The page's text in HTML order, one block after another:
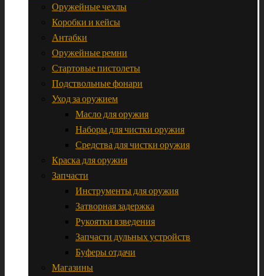
Оружейные чехлы
Коробки и кейсы
Антабки
Оружейные ремни
Стартовые пистолеты
Подствольные фонари
Уход за оружием
Масло для оружия
Наборы для чистки оружия
Средства для чистки оружия
Краска для оружия
Запчасти
Инструменты для оружия
Затворная задержка
Рукоятки взведения
Запчасти дульных устройств
Буферы отдачи
Магазины